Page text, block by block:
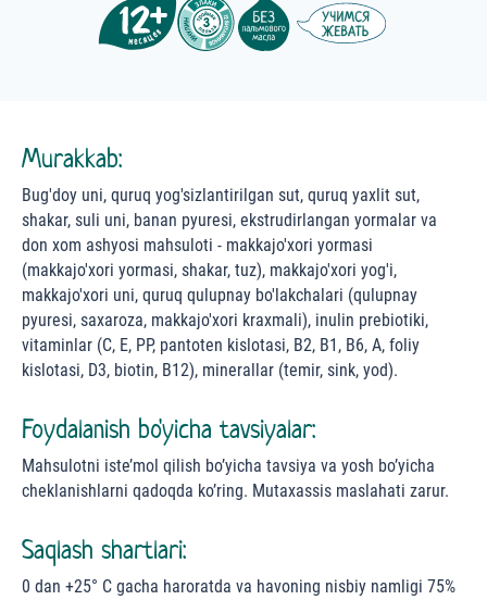
Murakkab:
Bug'doy uni, quruq yog'sizlantirilgan sut, quruq yaxlit sut,
shakar, suli uni, banan pyuresi, ekstrudirlangan yormalar va
don xom ashyosi mahsuloti - makkajo'xori yormasi
(makkajo'xori yormasi, shakar, tuz), makkajo'xori yog'i,
makkajo'xori uni, quruq qulupnay bo'lakchalari (qulupnay
pyuresi, saxaroza, makkajo'xori kraxmali), inulin prebiotiki,
vitaminlar (C, E, PP, pantoten kislotasi, B2, B1, B6, A, foliy
kislotasi, D3, biotin, B12), minerallar (temir, sink, yod).
Foydalanish bo'yicha tavsiyalar:
Mahsulotni iste’mol qilish bo’yicha tavsiya va yosh bo’yicha
cheklanishlarni qadoqda ko’ring. Mutaxassis maslahati zarur.
Saqlash shartlari:
0 dan +25° С gacha haroratda va havoning nisbiy namligi 75%